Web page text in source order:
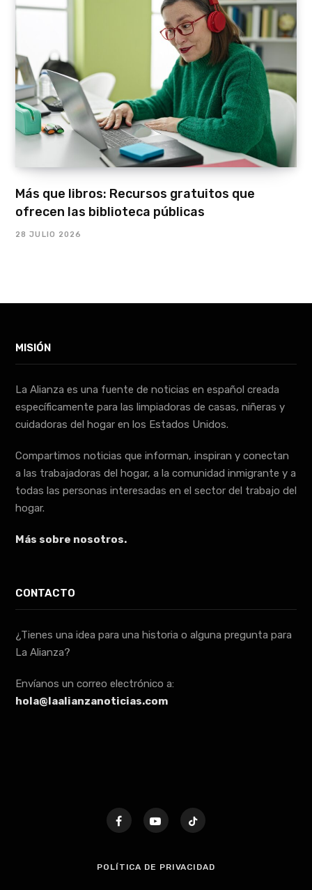
Más que libros: Recursos gratuitos que
ofrecen las biblioteca públicas
28 JULIO 2026
MISIÓN
La Alianza es una fuente de noticias en español creada
específicamente para las limpiadoras de casas, niñeras y
cuidadoras del hogar en los Estados Unidos.
Compartimos noticias que informan, inspiran y conectan
a las trabajadoras del hogar, a la comunidad inmigrante y a
todas las personas interesadas en el sector del trabajo del
hogar.
Más sobre nosotros.
CONTACTO
¿Tienes una idea para una historia o alguna pregunta para
La Alianza?
Envíanos un correo electrónico a:
hola@laalianzanoticias.com
POLÍTICA DE PRIVACIDAD